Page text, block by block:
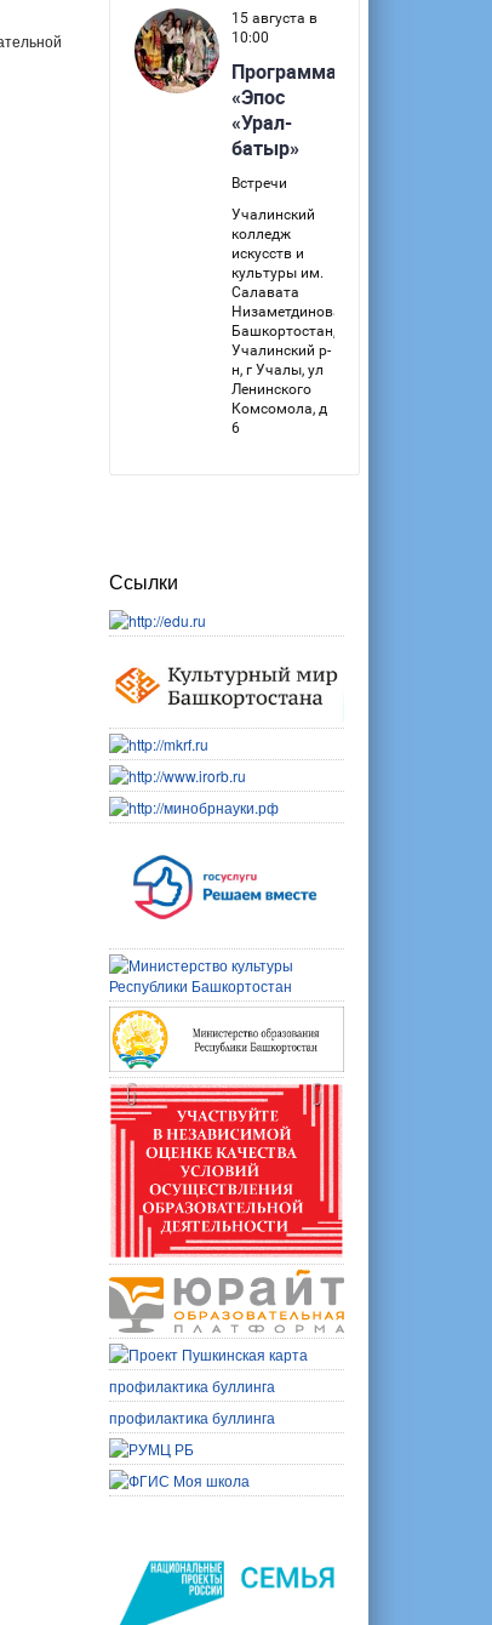
Ссылки
профилактика буллинга
профилактика буллинга